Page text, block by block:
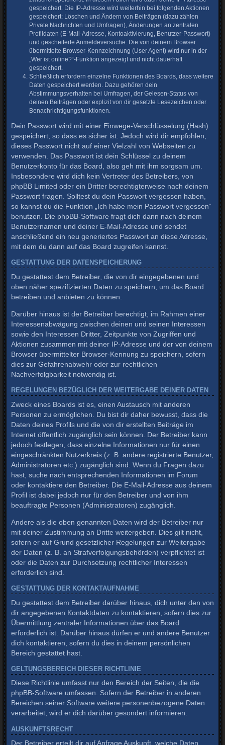
gespeichert. Die IP-Adresse wird weiterhin bei folgenden Aktionen
gespeichert: Löschen und Ändern von Beiträgen (dazu zählen
Private Nachrichten und Umfragen), Änderungen an zentralen
Profildaten (E-Mail-Adresse, Kontoaktivierung, Benutzer-Passwort)
und gescheiterte Anmeldeversuche. Die von deinem Browser
übermittelte Browser-Kennzeichnung (User Agent) wird nur in der
„Wer ist online?“-Funktion angezeigt und nicht dauerhaft
gespeichert.
Schließlich erfordern einzelne Funktionen des Boards, dass weitere
Daten gespeichert werden. Dazu gehören dein
Abstimmungsverhalten bei Umfragen, der Gelesen-Status von
deinen Beiträgen oder explizit von dir gesetzte Lesezeichen oder
Benachrichtigungsfunktionen.
Dein Passwort wird mit einer Einwege-Verschlüsselung (Hash)
gespeichert, so dass es sicher ist. Jedoch wird dir empfohlen,
dieses Passwort nicht auf einer Vielzahl von Webseiten zu
verwenden. Das Passwort ist dein Schlüssel zu deinem
Benutzerkonto für das Board, also geh mit ihm sorgsam um.
Insbesondere wird dich kein Vertreter des Betreibers, von
phpBB Limited oder ein Dritter berechtigterweise nach deinem
Passwort fragen. Solltest du dein Passwort vergessen haben,
so kannst du die Funktion „Ich habe mein Passwort vergessen“
benutzen. Die phpBB-Software fragt dich dann nach deinem
Benutzernamen und deiner E-Mail-Adresse und sendet
anschließend ein neu generiertes Passwort an diese Adresse,
mit dem du dann auf das Board zugreifen kannst.
GESTATTUNG DER DATENSPEICHERUNG
Du gestattest dem Betreiber, die von dir eingegebenen und
oben näher spezifizierten Daten zu speichern, um das Board
betreiben und anbieten zu können.
Darüber hinaus ist der Betreiber berechtigt, im Rahmen einer
Interessenabwägung zwischen deinen und seinen Interessen
sowie den Interessen Dritter, Zeitpunkte von Zugriffen und
Aktionen zusammen mit deiner IP-Adresse und der von deinem
Browser übermittelter Browser-Kennung zu speichern, sofern
dies zur Gefahrenabwehr oder zur rechtlichen
Nachverfolgbarkeit notwendig ist.
REGELUNGEN BEZÜGLICH DER WEITERGABE DEINER DATEN
Zweck eines Boards ist es, einen Austausch mit anderen
Personen zu ermöglichen. Du bist dir daher bewusst, dass die
Daten deines Profils und die von dir erstellten Beiträge im
Internet öffentlich zugänglich sein können. Der Betreiber kann
jedoch festlegen, dass einzelne Informationen nur für einen
eingeschränkten Nutzerkreis (z. B. andere registrierte Benutzer,
Administratoren etc.) zugänglich sind. Wenn du Fragen dazu
hast, suche nach entsprechenden Informationen im Forum
oder kontaktiere den Betreiber. Die E-Mail-Adresse aus deinem
Profil ist dabei jedoch nur für den Betreiber und von ihm
beauftragte Personen (Administratoren) zugänglich.
Andere als die oben genannten Daten wird der Betreiber nur
mit deiner Zustimmung an Dritte weitergeben. Dies gilt nicht,
sofern er auf Grund gesetzlicher Regelungen zur Weitergabe
der Daten (z. B. an Strafverfolgungsbehörden) verpflichtet ist
oder die Daten zur Durchsetzung rechtlicher Interessen
erforderlich sind.
GESTATTUNG DER KONTAKTAUFNAHME
Du gestattest dem Betreiber darüber hinaus, dich unter den von
dir angegebenen Kontaktdaten zu kontaktieren, sofern dies zur
Übermittlung zentraler Informationen über das Board
erforderlich ist. Darüber hinaus dürfen er und andere Benutzer
dich kontaktieren, sofern du dies in deinem persönlichen
Bereich gestattet hast.
GELTUNGSBEREICH DIESER RICHTLINIE
Diese Richtlinie umfasst nur den Bereich der Seiten, die die
phpBB-Software umfassen. Sofern der Betreiber in anderen
Bereichen seiner Software weitere personenbezogene Daten
verarbeitet, wird er dich darüber gesondert informieren.
AUSKUNFTSRECHT
Der Betreiber erteilt dir auf Anfrage Auskunft, welche Daten